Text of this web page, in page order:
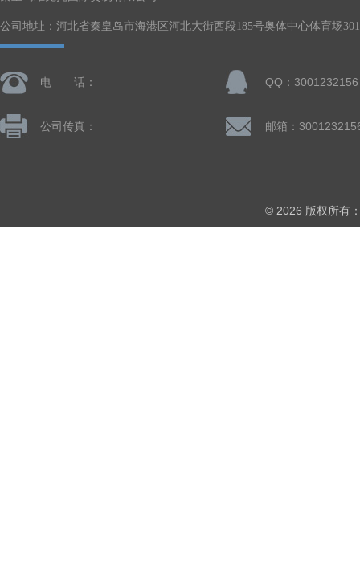
公司地址：河北省秦皇岛市海港区河北大街西段185号奥体中心体育场
电 话： QQ：3001232156
公司传真： 邮箱：
© 2026 版权所有